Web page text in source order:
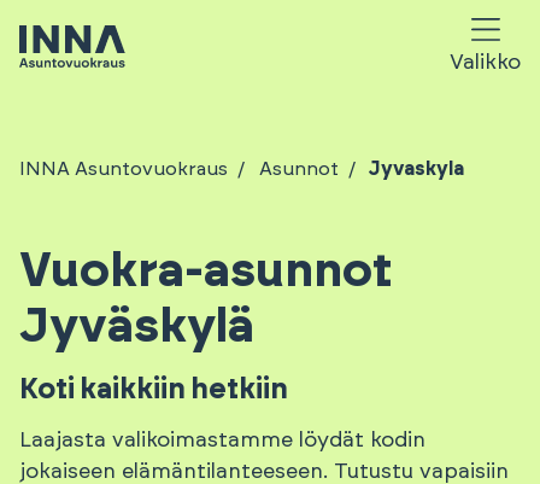
Valikko
INNA Asuntovuokraus Asunnot Jyvaskyla
Vuokra-asunnot
Jyväskylä
Koti kaikkiin hetkiin
Laajasta valikoimastamme löydät kodin
jokaiseen elämäntilanteeseen. Tutustu vapaisiin